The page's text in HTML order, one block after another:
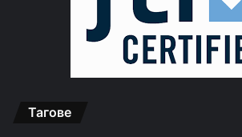
Тагове